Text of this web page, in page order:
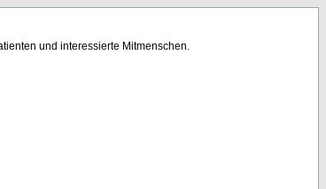
und interessierte Mitmenschen.